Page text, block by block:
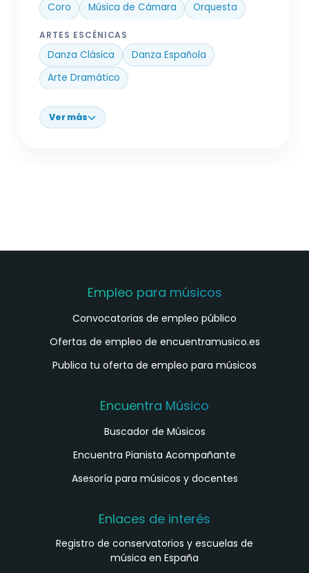
Coro Música de Cámara Orquesta
ARTES ESCÉNICAS
Danza Clásica
Danza Española
Arte Dramático
Ver más
Empleo para músicos
Convocatorias de empleo público
Ofertas de empleo de encuentramusico.es
Publica tu oferta de empleo para músicos
Encuentra Músico
Buscador de Músicos
Encuentra Pianista Acompañante
Asesoría para músicos y docentes
Enlaces de interés
Registro de conservatorios y escuelas de
música en España